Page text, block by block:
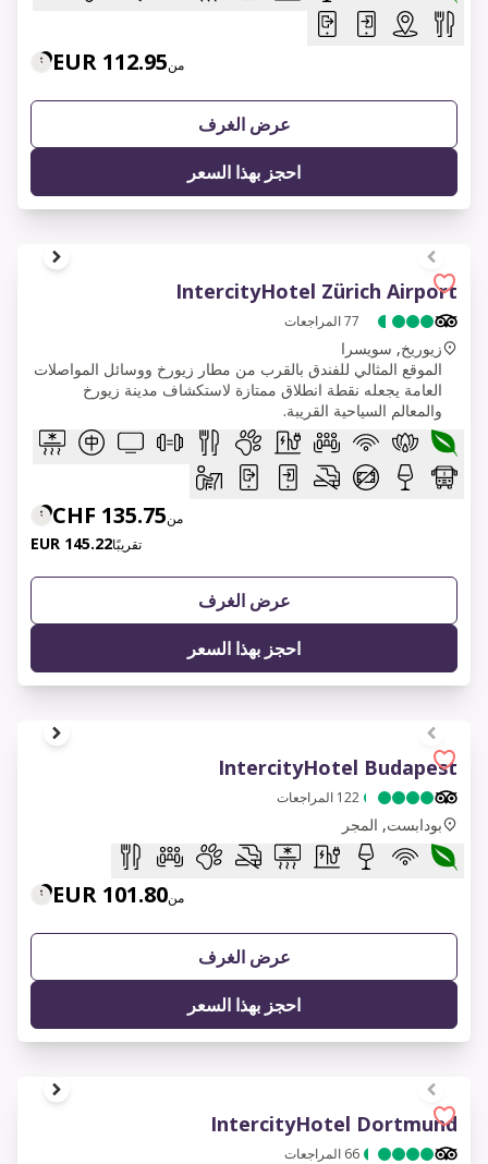
من112.95 EUR
عرض الغرف
احجز بهذا السعر
1 of 6
IntercityHotel Zürich Airport
77المراجعات
زيوريخ, سويسرا
الموقع المثالي للفندق بالقرب من مطار زيورخ ووسائل المواصلات
العامة يجعله نقطة انطلاق ممتازة لاستكشاف مدينة زيورخ
والمعالم السياحية القريبة.
من135.75 CHF
تقريبًا145.22 EUR
عرض الغرف
احجز بهذا السعر
1 of 7
IntercityHotel Budapest
122 المراجعات
بودابست, المجر
من101.80 EUR
عرض الغرف
احجز بهذا السعر
1 of 7
IntercityHotel Dortmund
66 المراجعات